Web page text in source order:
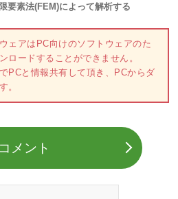
要素法(FEM)によって解析する
ェアはPC向けのソフトウェアのた
ロードすることができません。
PCと情報共有して頂き、PCからダ
。
コメント